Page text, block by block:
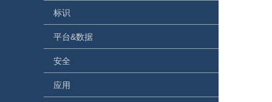
标识
平台&数据
安全
应用